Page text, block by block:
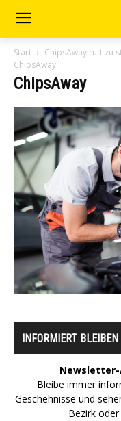
Start
ChipsAway ruft zu
ChipsAway
ChipsAway
INFORMIERT BLEIBEN
Bleibe immer
Geschehnisse und
Bezirk